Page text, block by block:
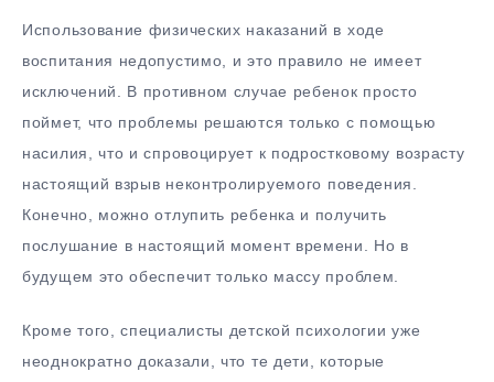
Использование физических наказаний в ходе
воспитания недопустимо, и это правило не имеет
исключений. В противном случае ребенок просто
поймет, что проблемы решаются только с помощью
насилия, что и спровоцирует к подростковому возрасту
настоящий взрыв неконтролируемого поведения.
Конечно, можно отлупить ребенка и получить
послушание в настоящий момент времени. Но в
будущем это обеспечит только массу проблем.
Кроме того, специалисты детской психологии уже
неоднократно доказали, что те дети, которые